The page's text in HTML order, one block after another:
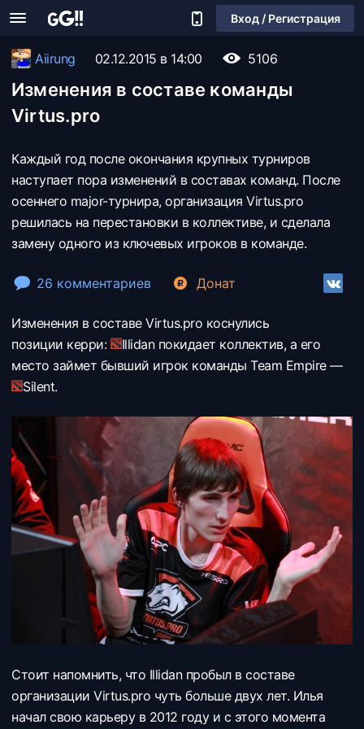
Вход / Регистрация
Aiirung 02.12.2015 в 14:00 5106
Изменения в составе команды
Virtus.pro
Каждый год после окончания крупных турниров
наступает пора изменений в составах команд. После
осеннего major-турнира, организация Virtus.pro
решилась на перестановки в коллективе, и сделала
замену одного из ключевых игроков в команде.
26 комментариев Донат
Изменения в составе Virtus.pro коснулись
позиции керри:
Illidan покидает коллектив, а его
место займет бывший игрок команды Team Empire —
Silent.
Стоит напомнить, что Illidan пробыл в составе
организации Virtus.pro чуть больше двух лет. Илья
начал свою карьеру в 2012 году и с этого момента